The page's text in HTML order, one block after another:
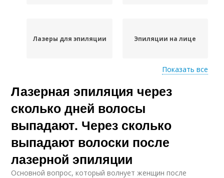
Лазеры для эпиляции Эпиляции на лице
Эпиляции от
фотоэпиляции
Диодный лазер
Подготовка к
лазерной эпиляции
Эпиляции над
Показать все
Лазерная эпиляция через
сколько дней волосы
выпадают. Через сколько
выпадают волоски после
лазерной эпиляции
Основной вопрос, который волнует женщин после